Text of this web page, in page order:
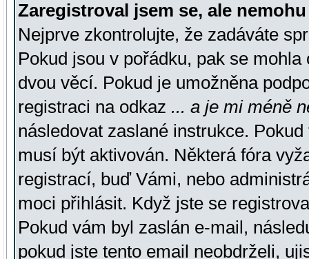
Zaregistroval jsem se, ale
Nejprve zkontrolujte, že zadáváte
Pokud jsou v pořádku, pak se
dvou věcí. Pokud je umožněna
registraci na odkaz ... a je mi méně
následovat zaslané instrukce.
musí být aktivován. Některá fóra
registrací, buď Vámi, nebo
moci přihlásit. Když jste se
Pokud vám byl zaslán e-mail,
pokud jste tento email neobdrželi,